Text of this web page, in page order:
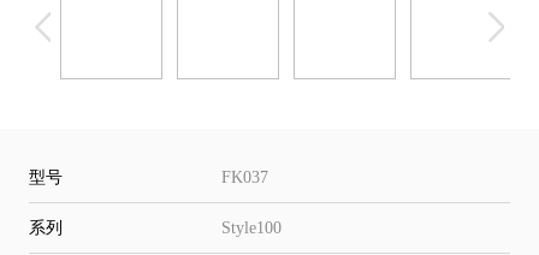
FK037
型号
Style100
系列